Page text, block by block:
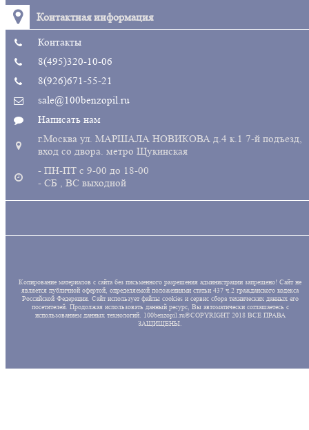
Контактная информация
Контакты
8(495)320-10-06
8(926)671-55-21
sale@100benzopil.ru
Написать нам
г.Москва ул. МАРШАЛА НОВИКОВА д.4 к.1 7-й подъезд,
вход со двора. метро Щукинская
- ПН-ПТ с 9-00 до 18-00
- СБ , ВС выходной
Копирование материалов с сайта без письменного разрешения администрации запрещено! Сайт не
является публичной офертой, определяемой положениями статьи 437 ч.2 гражданского кодекса
Российской Федерации. Сайт использует файлы cookies и сервис сбора технических данных его
посетителей. Продолжая использовать данный ресурс, Вы автоматически соглашаетесь с
использованием данных технологий. 100benzopil.ru©COPYRIGHT 2018 ВСЕ ПРАВА
ЗАЩИЩЕНЫ.